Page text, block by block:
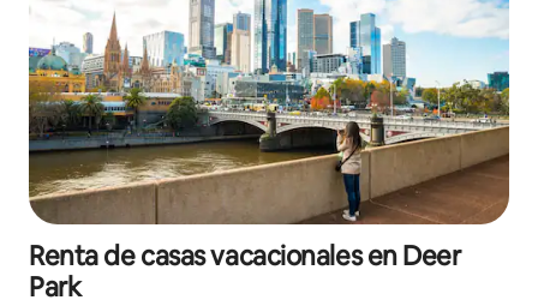
Renta de casas vacacionales en Deer
Park